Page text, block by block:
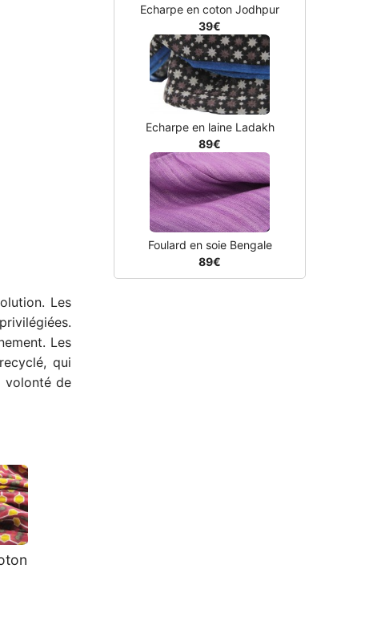
Les
Les
qui
volonté de
Echarpe en coton Jodhpur
39€
Echarpe en laine Ladakh
89€
Foulard en soie Bengale
89€